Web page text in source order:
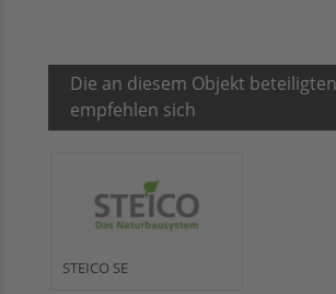
Die an diesem Objekt
empfehlen sich
STEICO SE